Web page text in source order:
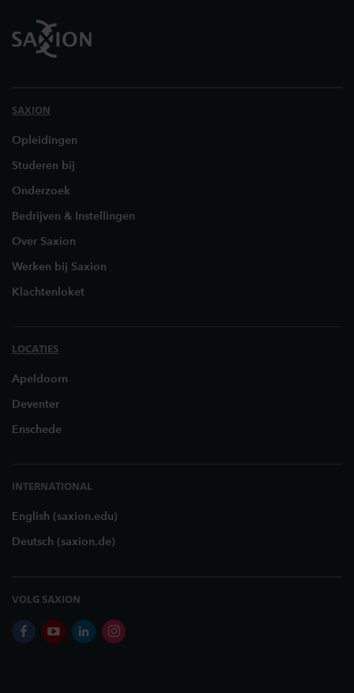
SAXION
Opleidingen
Studeren bij
Onderzoek
Bedrijven & Instellingen
Over Saxion
Werken bij Saxion
Klachtenloket
LOCATIES
Apeldoorn
Deventer
Enschede
INTERNATIONAL
English (saxion.edu)
Deutsch (saxion.de)
VOLG SAXION
facebookyoutubelinkedininstagram